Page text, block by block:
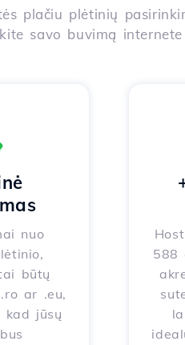
plačiu plėtinių
savo buvimą
nuo
būtų
ar .eu,
jūsų
588